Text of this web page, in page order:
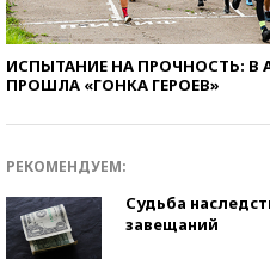
ИСПЫТАНИЕ НА ПРОЧНОСТЬ: В
ПРОШЛА «ГОНКА ГЕРОЕВ»
РЕКОМЕНДУЕМ:
Судьба
завещаний